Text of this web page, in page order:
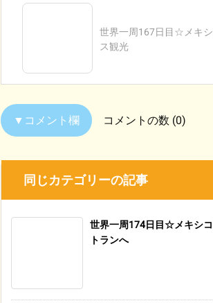
世界一周167日目☆メキ
ス観光
コメントの数 (0)
同じカテゴリーの記事
世界一周174日目☆メキシ
トランへ